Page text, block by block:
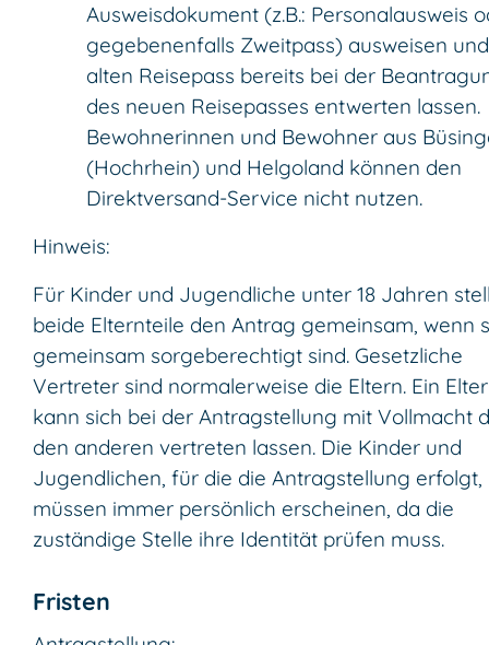
Ausweisdokument (z.B.: Personalausweis
gegebenenfalls Zweitpass) ausweisen
alten Reisepass bereits bei der
des neuen Reisepasses entwerten lassen.
Bewohnerinnen und Bewohner aus
(Hochrhein) und Helgoland können den
Direktversand-Service nicht nutzen.
Hinweis:
Für Kinder und Jugendliche unter 18 Jahren
beide Elternteile den Antrag gemeinsam, wenn
gemeinsam sorgeberechtigt sind. Gesetzliche
Vertreter sind normalerweise die Eltern. Ein
kann sich bei der Antragstellung mit Vollmacht
den anderen vertreten lassen. Die Kinder und
Jugendlichen, für die die Antragstellung erfolgt,
müssen immer persönlich erscheinen, da die
zuständige Stelle ihre Identität prüfen muss.
Fristen